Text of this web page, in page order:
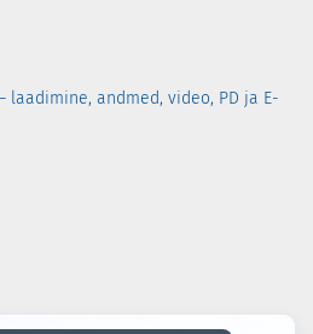
laadimine, andmed, video, PD ja E-